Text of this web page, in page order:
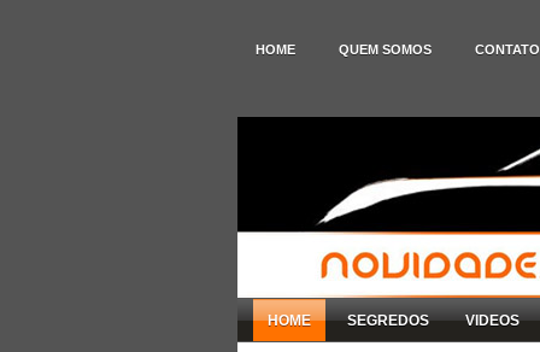
HOME QUEM SOMOS CONTATO
HOME SEGREDOS VIDEOS